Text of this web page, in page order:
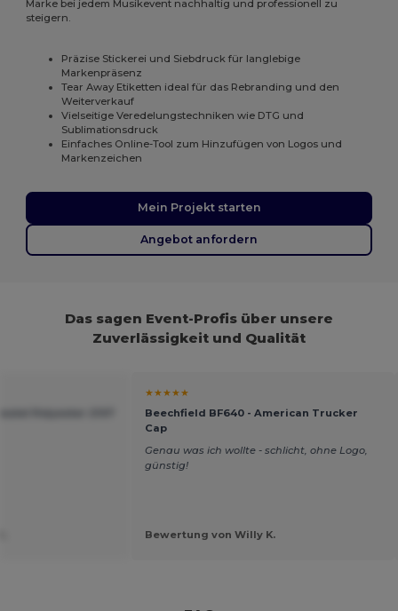
Marke bei jedem Musikevent nachhaltig und professionell zu
steigern.
Präzise Stickerei und Siebdruck für langlebige
Markenpräsenz
Tear Away Etiketten ideal für das Rebranding und den
Weiterverkauf
Vielseitige Veredelungstechniken wie DTG und
Sublimationsdruck
Einfaches Online-Tool zum Hinzufügen von Logos und
Markenzeichen
Mein Projekt starten
Angebot anfordern
Das sagen Event-Profis über unsere
Zuverlässigkeit und Qualität
★★★★★
Beechfield BF640 - American Trucker
Cap
Genau was ich wollte - schlicht, ohne Logo,
günstig!
Bewertung von Willy K.